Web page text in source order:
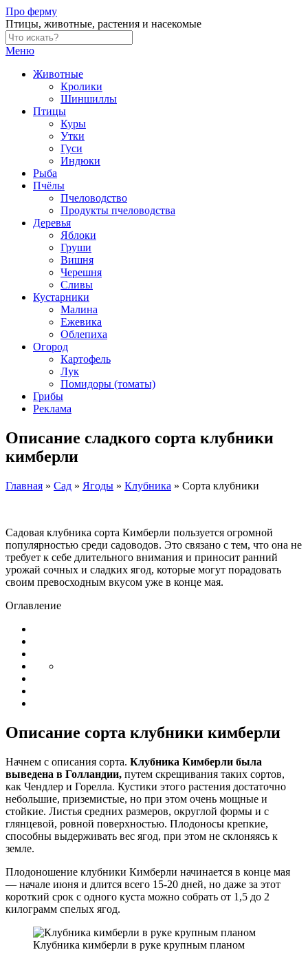
Skip
to
content
Про ферму
Птицы, животные, растения и насекомые
Меню
Животные
Кролики
Шиншиллы
Птицы
Куры
Утки
Гуси
Индюки
Рыба
Пчёлы
Пчеловодство
Продукты пчеловодства
Деревья
Яблоки
Груши
Вишня
Черешня
Сливы
Кустарники
Малина
Ежевика
Облепиха
Огород
Картофель
Лук
Помидоры (томаты)
Грибы
Реклама
Описание сладкого сорта клубники
кимберли
Главная » Сад » Ягоды » Клубника » Сорта клубники
Садовая клубника сорта Кимберли пользуется огромной
популярностью среди садоводов. Это связано с тем, что она не
требует к себе длительного внимания и приносит ранний
урожай сочных и сладких ягод, которые могут порадовать
своим превосходным вкусом уже в конце мая.
Оглавление
Описание сорта клубники кимберли
Начнем с описания сорта. Клубника Кимберли была
выведена в Голландии, путем скрещивания таких сортов,
как Чендлер и Горелла. Кустики этого растения достаточно
небольшие, приземистые, но при этом очень мощные и
стойкие. Листья средних размеров, округлой формы и с
глянцевой, ровной поверхностью. Плодоносы крепкие,
способны выдерживать вес ягод, при этом не склоняясь к
земле.
Плодоношение клубники Кимберли начинается в конце мая
— начале июня и длится всего 15-20 дней, но даже за этот
короткий срок с одного куста можно собрать от 1,5 до 2
килограмм спелых ягод.
Клубника кимберли в руке крупным планом